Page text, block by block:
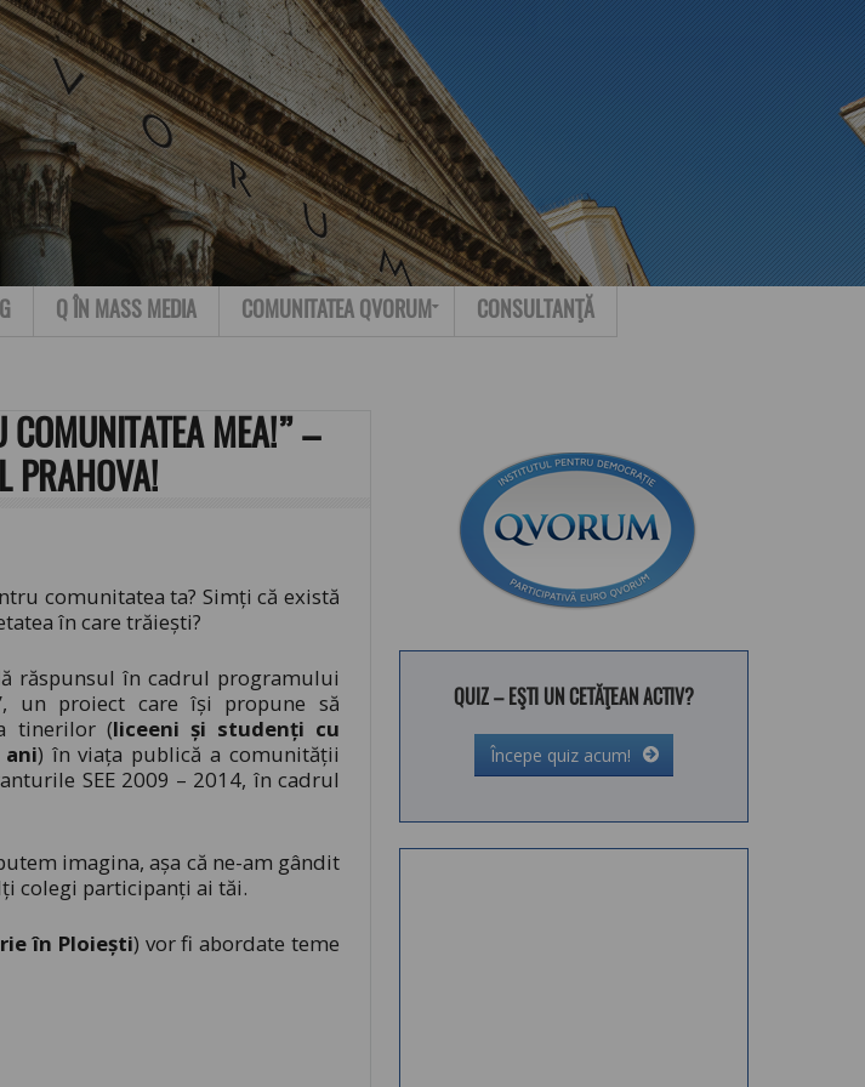
Q ÎN MASS MEDIA COMUNITATEA QVORUM CONSULTANŢĂ
COMUNITATEA MEA!” –
PRAHOVA!
comunitatea ta? Simți că există
în care trăiești?
răspunsul în cadrul programului
un proiect care își propune să
tinerilor (liceeni și studenți cu
) în viața publică a comunității
SEE 2009 – 2014, în cadrul
imagina, așa că ne-am gândit
colegi participanți ai tăi.
în Ploiești) vor fi abordate teme
QUIZ – EŞTI UN CETĂŢEAN ACTIV?
Începe quiz acum!